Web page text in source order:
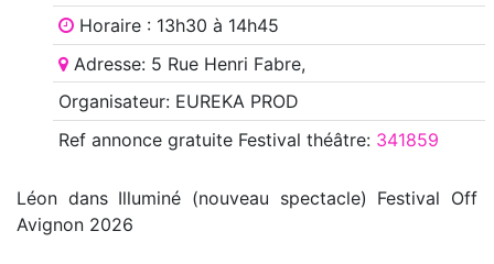
Horaire : 13h30 à 14h45
Adresse: 5 Rue Henri Fabre,
Organisateur: EUREKA PROD
Ref annoncegratuite Festival théâtre: 341859
Léon dans Illuminé (nouveau spectacle) Festival Off
Avignon 2026